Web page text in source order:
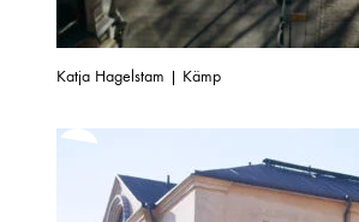
Katja Hagelstam | Kämp